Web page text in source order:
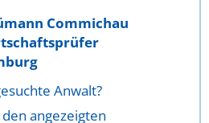
Commichau
Anwalt?
angezeigten